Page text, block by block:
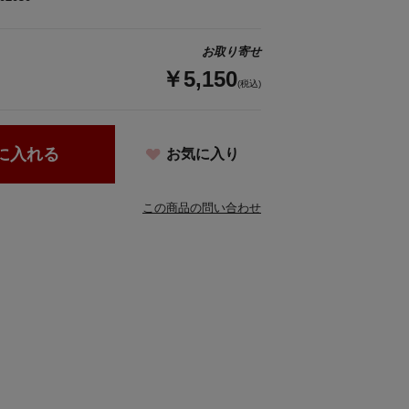
お取り寄せ
￥5,150(税込)
入れる お気に入り
この商品の問い合わせ